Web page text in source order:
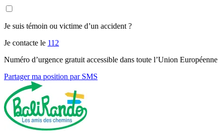
Je suis témoin ou victime d’un accident ?
Je contacte le 112
Numéro d’urgence gratuit accessible dans toute l’Union Européenne
Partager ma position par SMS